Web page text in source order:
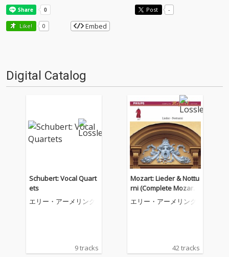
Post -
Like! 0 Embed
Digital Catalog
Schubert: Vocal Quart
ets
エリー・アーメリング
9 tracks
Mozart: Lieder & Nottu
rni (Complete Mozart
Edition)
エリー・アーメリング
42 tracks